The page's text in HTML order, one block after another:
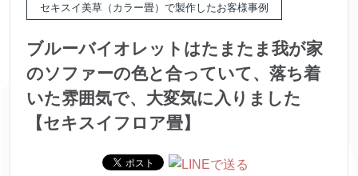
セキスイ美草（カラー畳）で製作したお客様事例
ブルーバイオレットはたまたま我が家
のソファーの色と合っていて、落ち着
いた雰囲気で、大変気に入りました
【セキスイフロア畳】